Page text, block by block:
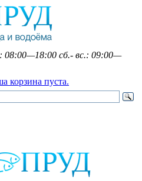
08:00—18:00 сб.- вс.: 09:00—
корзина пуста.